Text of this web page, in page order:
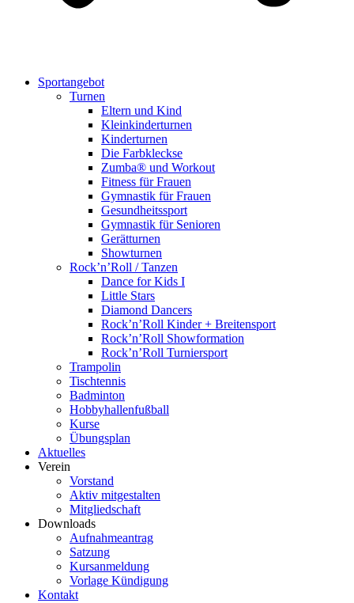
Sportangebot
Turnen
Eltern und Kind
Kleinkinderturnen
Kinderturnen
Die Farbkleckse
Zumba® und Workout
Fitness für Frauen
Gymnastik für Frauen
Gesundheitssport
Gymnastik für Senioren
Gerätturnen
Showturnen
Rock’n’Roll / Tanzen
Dance for Kids I
Little Stars
Diamond Dancers
Rock’n’Roll Kinder + Breitensport
Rock’n’Roll Showformation
Rock’n’Roll Turniersport
Trampolin
Tischtennis
Badminton
Hobbyhallenfußball
Kurse
Übungsplan
Aktuelles
Verein
Vorstand
Aktiv mitgestalten
Mitgliedschaft
Downloads
Aufnahmeantrag
Satzung
Kursanmeldung
Vorlage Kündigung
Kontakt